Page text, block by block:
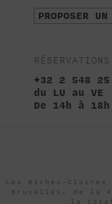
PROPOSER
RÉSERVATIONS
+32 2 548
du LU au VE
De 14h à 18h
Les Riches-
Bruxelles, de la
la